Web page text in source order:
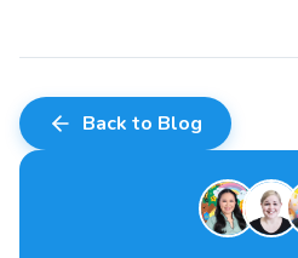
Back to Blog